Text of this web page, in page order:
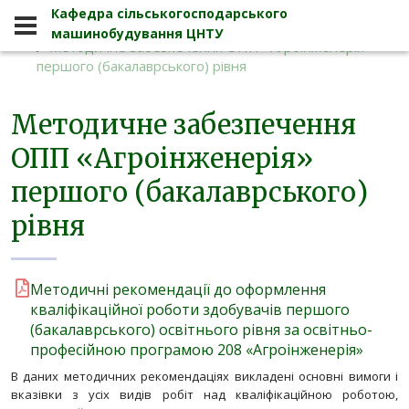
Кафедра сільськогосподарського
машинобудування ЦНТУ
Кафедра сільськогосподарського
Студенту
Методичне забезпечення
Методичне забезпечення ОПП «Агроінженерія»
першого (бакалаврського) рівня
Методичне забезпечення
ОПП «Агроінженерія»
першого (бакалаврського)
рівня
Методичні рекомендації до оформлення
кваліфікаційної роботи здобувачів першого
(бакалаврського) освітнього рівня за освітньо-
професійною програмою 208 «Агроінженерія»
В даних методичних рекомендаціях викладені основні вимоги і
вказівки з усіх видів робіт над кваліфікаційною роботою,